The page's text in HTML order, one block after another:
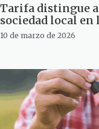
Tarifa distingue
sociedad local en
10 de marzo de 2026